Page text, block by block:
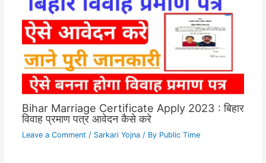
Bihar Marriage Certificate Apply 2023 : बिहार
विवाह प्रमाण पत्र आवेदन कैसे करे
Leave a Comment / Sarkari Yojna/ By Public Time